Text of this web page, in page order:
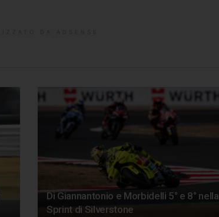
Di Giannantonio e Morbidelli 5° e 8° nella
Sprint di Silverstone